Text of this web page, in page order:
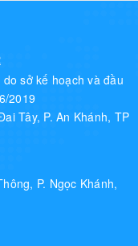
sở kế hoạch và đầu
2019
Tây, P. An Khánh, TP
P. Ngọc Khánh,